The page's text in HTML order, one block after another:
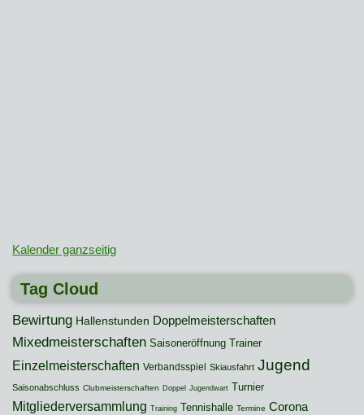
Kalender ganzseitig
Tag Cloud
Bewirtung Hallenstunden Doppelmeisterschaften
Mixedmeisterschaften Saisoneröffnung Trainer
Einzelmeisterschaften Verbandsspiel Skiausfahrt Jugend
Saisonabschluss Clubmeisterschaften Doppel Jugendwart Turnier
Mitgliederversammlung Training Tennishalle Termine Corona